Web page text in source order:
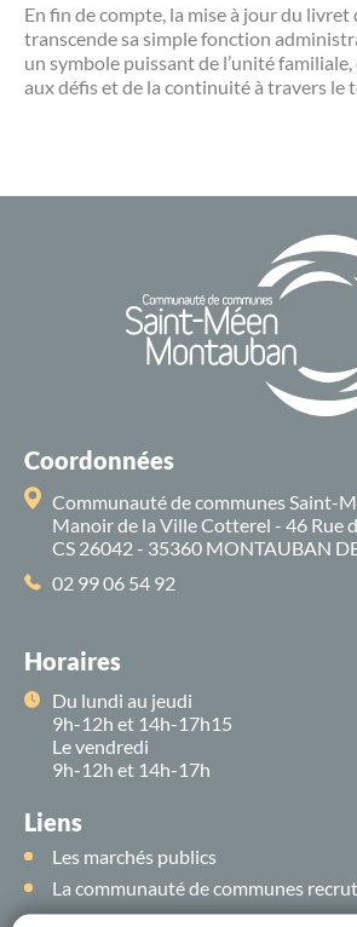
En fin de compte, la mise à jour du livret
transcende sa simple fonction
un symbole puissant de l’unité
aux défis et de la continuité à travers le
Coordonnées
Communauté de communes Saint-
Manoir de la Ville Cotterel - 46 Rue
CS 26042 - 35360 MONTAUBAN
02 99 06 54 92
Horaires
Du lundi au jeudi
9h-12h et 14h-17h15
Le vendredi
9h-12h et 14h-17h
Liens
Les marchés publics
La communauté de communes